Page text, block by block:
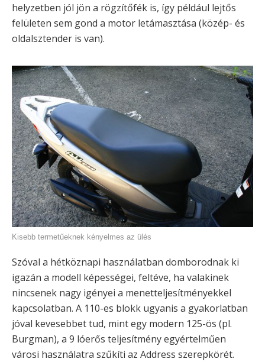
helyzetben jól jön a rögzítőfék is, így például lejtős
felületen sem gond a motor letámasztása (közép- és
oldalsztender is van).
Kisebb termetűeknek kényelmes az ülés
Szóval a hétköznapi használatban domborodnak ki
igazán a modell képességei, feltéve, ha valakinek
nincsenek nagy igényei a menetteljesítményekkel
kapcsolatban. A 110-es blokk ugyanis a gyakorlatban
jóval kevesebbet tud, mint egy modern 125-ös (pl.
Burgman), a 9 lóerős teljesítmény egyértelműen
városi használatra szűkíti az Address szerepkörét.